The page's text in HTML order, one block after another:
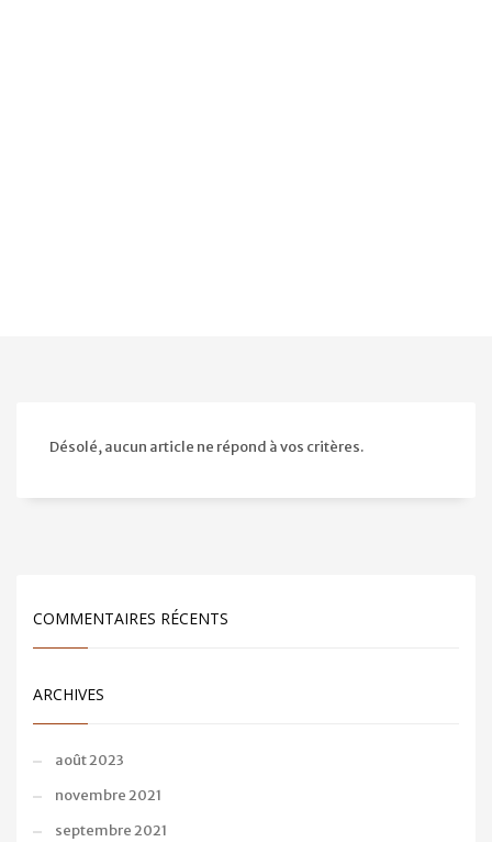
Désolé, aucun article ne répond à vos critères.
COMMENTAIRES RÉCENTS
ARCHIVES
août 2023
novembre 2021
septembre 2021